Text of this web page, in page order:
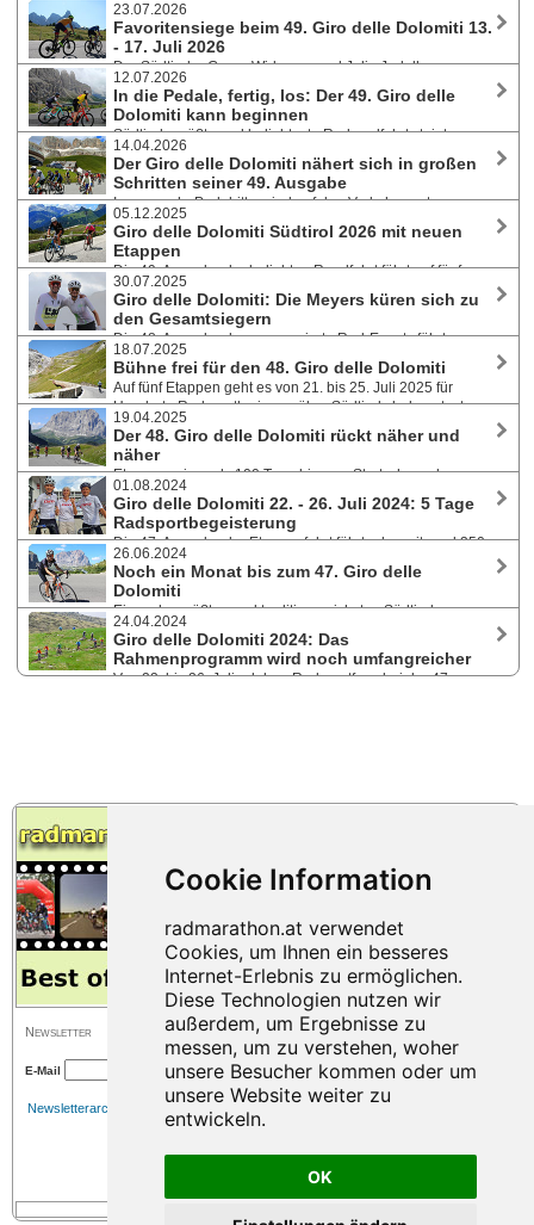
OK
23.07.2026
Favoritensiege beim 49. Giro delle Dolomiti 13.
- 17. Juli 2026
Der Südtiroler Georg Widmann und Julia Jedelhauser aus
Deutschland siegten an allen fünf Tagen der Etappenfahrt und somit
auch souverän in der Gesamtwertung. Robert Dreu aus Baden war auf
den Panoramastraßen der Dolomiten mit dabei und schildert uns seine
Eindrücke.
12.07.2026
In die Pedale, fertig, los: Der 49. Giro delle
Dolomiti kann beginnen
Südtirols größte und beliebteste Radrundfahrt steigt von
13. bis 17. Juli 2026. Auf fünf Etappen an fünf Tagen werden die
malerischen Pässe und Berge der Dolomiten erkundet. Täglich gibt es
ein zeitgestopptes Bergzeitfahren. Anmeldungen - auch für einzelne
Etappen - sind weiterhin möglich.
14.04.2026
Der Giro delle Dolomiti nähert sich in großen
Schritten seiner 49. Ausgabe
Immer mehr Pedalritter sind auf den Verkehrsrouten
Südtirols unterwegs, genießen die steigenden Temperaturen und die
angenehme Sonne. In weniger als 100 Tagen, und zwar vom 13. bis 17.
Juli 2026, steigt wieder die beliebte Radrundfahrt durch die Dolomiten.
Günstige Teilnahmegebühr bis 19. April.
05.12.2025
Giro delle Dolomiti Südtirol 2026 mit neuen
Etappen
Die 49. Ausgabe der beliebten Rundfahrt führt auf fünf
Teilstücken zum einen in neue Ortschaften und Gebiete, zum anderen
findet sie vom 13. bis 17. Juli 2026 eine Woche früher statt. Die
Einschreibungen sind bereits geöffnet, für radmarathon.at Besucher
gibt es wieder einen PromoCode mit -10% auf die Teilnahmegebühr!
30.07.2025
Giro delle Dolomiti: Die Meyers küren sich zu
den Gesamtsiegern
Die 48. Ausgabe des renommierte Rad-Events führte von
21. bis 25. Juli 2025 rund 400 Teilnehmer:innen in fünf Etappen durch
Südtirol. Doppelsieg in der Gesamtwertung für das deutsche Ehepaar
Michael und Janine Meyer aus Köln.
18.07.2025
Bühne frei für den 48. Giro delle Dolomiti
Auf fünf Etappen geht es von 21. bis 25. Juli 2025 für
Hunderte Radsportler:innen über Südtirols bekannteste
Straßen und Pässe, darunter zum 200. Jubiläum auf das Stilfser Joch.
Auch Janine Meyer - zweimalige Siegerin des Ötztaler Radmarathons -
ist mit dabei. Anmeldungen auch während der Giro-Woche noch
möglich.
19.04.2025
Der 48. Giro delle Dolomiti rückt näher und
näher
Etwas weniger als 100 Tage bis zum Startschuss der
beliebten Radrundfahrt von 21. bis 25. Juli 2025 durch Südtirols
phantastische Bergwelt - die Vorbereitungen laufen auf Hochtouren.
Highlights Sellaronda und Stilfserjoch. Nenngeldsprung am 22. April.
10% Rabatt für radmarathon.at Besucher!
01.08.2024
Giro delle Dolomiti 22. - 26. Juli 2024: 5 Tage
Radsportbegeisterung
Die 47. Ausgabe der Etappenfahrt führte das mit rund 350
Teilnehmer:innen international besetzte Peleton durch Südtirol, mit
Abstechern in das Trentino und Veneto. Die Gesamtwertung holten sich
die Deutsche Julia Jedelhauser mit ihrem 3. Sieg und Mauricio Cuartas
aus Kolumbien. Natur, Geschichte, Handwerk und Kulinarik beim Giro
Guest.
26.06.2024
Noch ein Monat bis zum 47. Giro delle
Dolomiti
Eines der größten und traditionsreichsten Südtiroler
Radsportevents bietet von 22. bis 26. Juli 2024 fünf Etappen, einen Mix
aus Unterhaltung und Wettkampf, den Giro Guest und ein
multikulturelles Teilnehmerfeld. Für radmarathon.at Besucher -10% bei
24.04.2024
Giro delle Dolomiti 2024: Das
Rahmenprogramm wird noch umfangreicher
Von 22. bis 26. Juli erleben Radsportfans bei der 47.
Newsletter
E-Mail
Newsletterarchiv